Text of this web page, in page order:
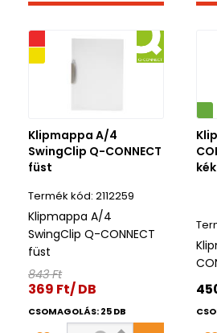
Klipmappa A/4
SwingClip Q-CONNECT
füst
2112259
Klipmappa A/4
SwingClip Q-CONNECT
füst
843 Ft
369 Ft/ DB
CSOMAGOLÁS: 25 DB
kék